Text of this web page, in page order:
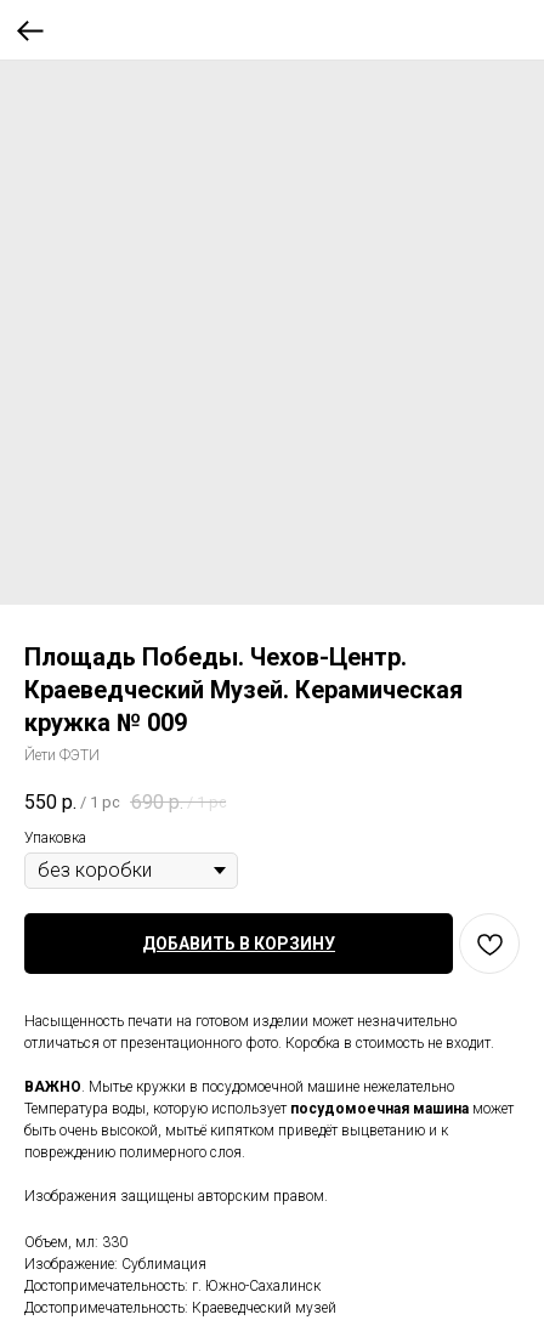
Площадь Победы. Чехов-Центр.
Краеведческий Музей. Керамическая
кружка № 009
Йети ФЭТИ
550 р. / 1 pc 690 р. / 1 pc
Упаковка
ДОБАВИТЬ В КОРЗИНУ
Насыщенность печати на готовом изделии может незначительно
отличаться от презентационного фото. Коробка в стоимость не входит.
ВАЖНО. Мытье кружки в посудомоечной машине нежелательно
Температура воды, которую использует посудомоечная машина может
быть очень высокой, мытьё кипятком приведёт выцветанию и к
повреждению полимерного слоя.
Изображения защищены авторским правом.
Объем, мл: 330
Изображение: Сублимация
Достопримечательность: г. Южно-Сахалинск
Достопримечательность: Краеведческий музей